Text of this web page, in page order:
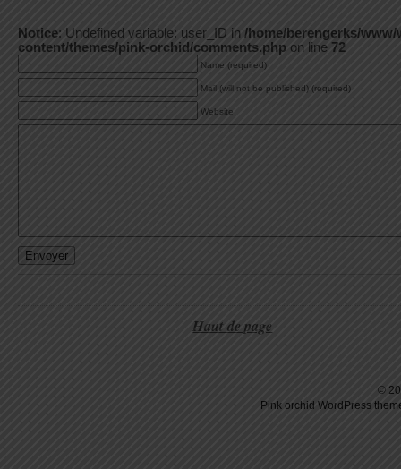
Notice: Undefined variable: user_ID in /home/berengerks/www/
content/themes/pink-orchid/comments.php on line 72
Name (required)
Mail (will not be published) (required)
Website
Haut de page
©
Pink orchid WordPress